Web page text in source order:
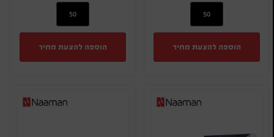
הוספה להצעת מחיר הוספה להצעת מחיר